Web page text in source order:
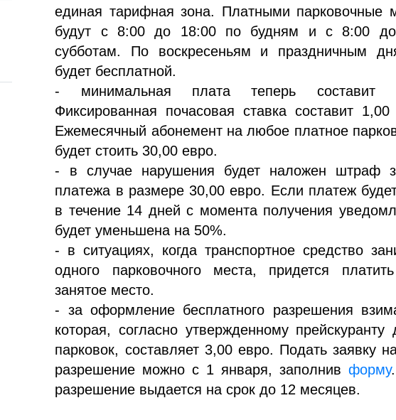
единая тарифная зона. Платными парковочные
будут с 8:00 до 18:00 по будням и с 8:00
субботам. По воскресеньям и праздничным
будет бесплатной.
- минимальная плата теперь составит
Фиксированная почасовая ставка составит
Ежемесячный абонемент на любое платное
будет стоить 30,00 евро.
- в случае нарушения будет наложен штраф
платежа в размере 30,00 евро. Если платеж
в течение 14 дней с момента получения
будет уменьшена на 50%.
- в ситуациях, когда транспортное средство
одного парковочного места, придется
занятое место.
- за оформление бесплатного разрешения
которая, согласно утвержденному
парковок, составляет 3,00 евро. Подать заявку
разрешение можно с 1 января, заполнив форму
разрешение выдается на срок до 12 месяцев.